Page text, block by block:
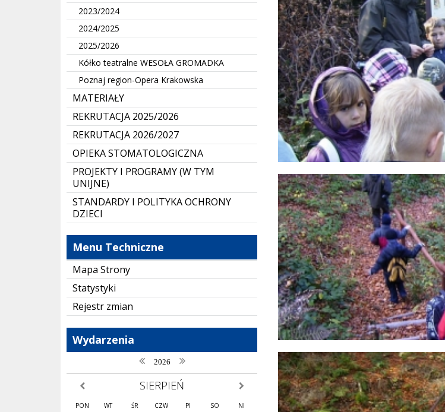
2023/2024
2024/2025
2025/2026
Kółko teatralne WESOŁA GROMADKA
Poznaj region-Opera Krakowska
MATERIAŁY
REKRUTACJA 2025/2026
REKRUTACJA 2026/2027
OPIEKA STOMATOLOGICZNA
PROJEKTY I PROGRAMY (W TYM
UNIJNE)
STANDARDY I POLITYKA OCHRONY
DZIECI
Menu Techniczne
Mapa Strony
Statystyki
Rejestr zmian
Wydarzenia
poprzedni rok
2026 następny rok
poprzedni miesiąc SIERPIEŃ następny miesiąc
PON WT ŚR CZW PI SO NI